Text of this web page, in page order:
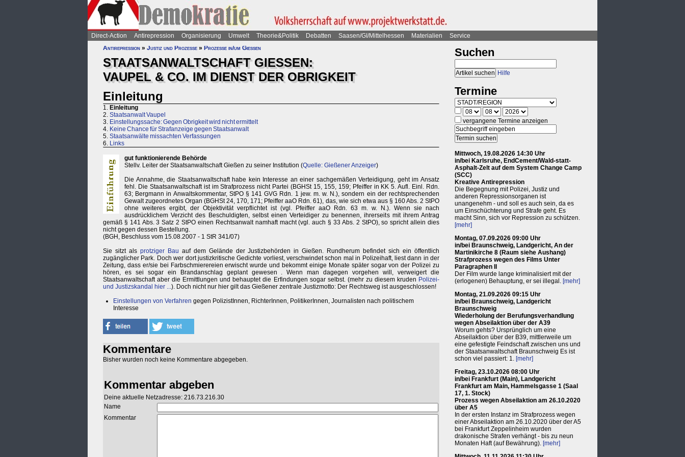
Direct-Action Antirepression Organisierung Umwelt Theorie&Politik Debatten Saasen/GI/Mittelhessen Materialien
Service
Antirepression » Justiz und Prozesse » Prozesse in/um Gießen
STAATSANWALTSCHAFT GIESSEN:
VAUPEL & CO. IM DIENST DER OBRIGKEIT
Einleitung
1. Einleitung
2. Staatsanwalt Vaupel
3. Einstellungssache: Gegen Obrigkeit wird nicht ermittelt
4. Keine Chance für Strafanzeige gegen Staatsanwalt
5. Staatsanwälte missachten Verfassungen
6. Links
gut funktionierende Behörde
Stellv. Leiter der Staatsanwaltschaft Gießen zu seiner Institution (Quelle: Gießener Anzeiger)
Die Annahme, die Staatsanwaltschaft habe kein Interesse an einer sachgemäßen Verteidigung, geht im Ansatz
fehl. Die Staatsanwaltschaft ist im Strafprozess nicht Partei (BGHSt 15, 155, 159; Pfeiffer in KK 5. Aufl. Einl. Rdn.
63; Bergmann in Anwaltskommentar, StPO § 141 GVG Rdn. 1 jew. m. w. N.), sondern ein der rechtsprechenden
Gewalt zugeordnetes Organ (BGHSt 24, 170, 171; Pfeiffer aaO Rdn. 61), das, wie sich etwa aus § 160 Abs. 2 StPO
ohne weiteres ergibt, der Objektivität verpflichtet ist (vgl. Pfeiffer aaO Rdn. 63 m. w. N.). Wenn sie nach
ausdrücklichem Verzicht des Beschuldigten, selbst einen Verteidiger zu benennen, ihrerseits mit ihrem Antrag
gemäß § 141 Abs. 3 Satz 2 StPO einen Rechtsanwalt namhaft macht (vgl. auch § 33 Abs. 2 StPO), so spricht allein dies
nicht gegen dessen Bestellung.
(BGH, Beschluss vom 15.08.2007 - 1 StR 341/07)
Sie sitzt als protziger Bau auf dem Gelände der Justizbehörden in Gießen. Rundherum befindet sich ein öffentlich
zugänglicher Park. Doch wer dort justizkritische Gedichte vorliest, verschwindet schon mal in Polizeihaft, liest dann in der
Zeitung, dass er/sie bei Farbschmierereien erwischt wurde und bekommt einige Monate später sogar von der Polizei zu
hören, es sei sogar ein Brandanschlag geplant gewesen . Wenn man dagegen vorgehen will, verweigert die
Staatsanwaltschaft aber die Ermittlungen und behauptet die Erfindungen sogar selbst. (mehr zu diesem kruden Polizei-
und Justizskandal hier ...). Doch nicht nur hier gilt das Gießener zentrale Justizmotto: Der Rechtsweg ist ausgeschlossen!
Einstellungen von Verfahren gegen PolizistInnen, RichterInnen, PolitikerInnen, Journalisten nach politischem
Interesse
Kommentare
Bisher wurden noch keine Kommentare abgegeben.
Kommentar abgeben
Deine aktuelle Netzadresse: 216.73.216.30
Name
Kommentar
Suchen
Hilfe
Termine
vergangene Termine anzeigen
Mittwoch, 19.08.2026 14:30 Uhr
in/bei Karlsruhe, EndCement/Wald-statt-
Asphalt-Zelt auf dem System Change Camp
(SCC)
Kreative Antirepression
Die Begegnung mit Polizei, Justiz und
anderen Repressionsorganen ist
unangenehm - und soll es auch sein, da es
um Einschüchterung und Strafe geht. Es
macht Sinn, sich vor Repression zu schützen.
[mehr]
Montag, 07.09.2026 09:00 Uhr
in/bei Braunschweig, Landgericht, An der
Martinikirche 8 (Raum siehe Aushang)
Strafprozess wegen des Films Unter
Paragraphen II
Der Film wurde lange kriminalisiert mit der
(erlogenen) Behauptung, er sei illegal. [mehr]
Montag, 21.09.2026 09:15 Uhr
in/bei Braunschweig, Landgericht
Braunschweig
Wiederholung der Berufungsverhandlung
wegen Abseilaktion über der A39
Worum gehts? Ursprünglich um eine
Abseilaktion über der B39, mittlerweile um
eine gefestigte Feindschaft zwischen uns und
der Staatsanwaltschaft Braunschweig Es ist
schon viel passiert: 1. [mehr]
Freitag, 23.10.2026 08:00 Uhr
in/bei Frankfurt (Main), Landgericht
Frankfurt am Main, Hammelsgasse 1 (Saal
17, 1. Stock)
Prozess wegen Abseilaktion am 26.10.2020
über A5
In der ersten Instanz im Strafprozess wegen
einer Abseilaktion am 26.10.2020 über der A5
bei Frankfurt Zeppelinheim wurden
drakonische Strafen verhängt - bis zu neun
Monaten Haft (auf Bewährung). [mehr]